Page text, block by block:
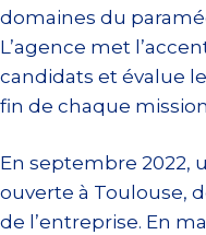
domaines du
L’agence met
candidats et évalue
fin de chaque
En septembre 2022,
ouverte à Toulouse,
de l’entreprise. En